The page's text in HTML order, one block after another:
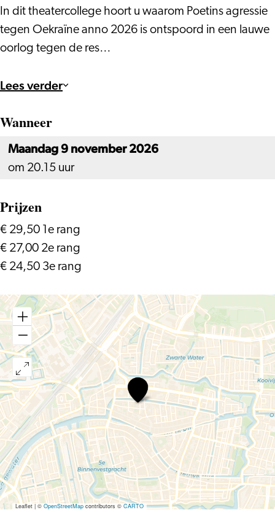
In dit theatercollege hoort u waarom Poetins agressie
tegen Oekraïne anno 2026 is ontspoord in een lauwe
oorlog tegen de res…
Lees verder
Wanneer
Maandag 9 november 2026
om 20.15 uur
Prijzen
€ 29,50 1e rang
€ 27,00 2e rang
€ 24,50 3e rang
Helga
Salemon
–
Hoe
denkt
Poetin?
Leaflet|©OpenStreetMapcontributors ©CARTO